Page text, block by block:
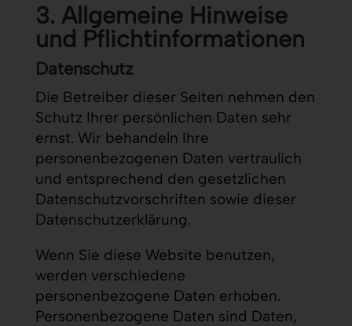
3. Allgemeine Hinweise
und Pflicht­informationen
Datenschutz
Die Betreiber dieser Seiten nehmen den
Schutz Ihrer persönlichen Daten sehr
ernst. Wir behandeln Ihre
personenbezogenen Daten vertraulich
und entsprechend den gesetzlichen
Datenschutzvorschriften sowie dieser
Datenschutzerklärung.
Wenn Sie diese Website benutzen,
werden verschiedene
personenbezogene Daten erhoben.
Personenbezogene Daten sind Daten,